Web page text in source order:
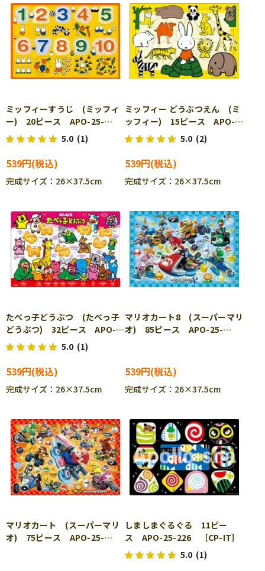
ミッフィーすうじ (ミッフィ
ー) 20ピース APO-25-
214 ［CP-IT］
5.0 (1)
539円
完成サイズ：26×37.5cm
ミッフィー どうぶつえん (ミ
ッフィー) 15ピース APO-
25-215 ［CP-IT］
5.0 (2)
539円
完成サイズ：26×37.5cm
たべっ子どうぶつ (たべっ子
どうぶつ) 32ピース APO-
25-223 ［CP-IT］
5.0 (1)
539円
完成サイズ：26×37.5cm
マリオカート8 (スーパーマリ
オ) 85ピース APO-25-
539円
完成サイズ：26×37.5cm
マリオカート (スーパーマリ
オ) 75ピース APO-25-
しましまぐるぐる 11ピー
ス APO-25-226 ［CP-IT］
5.0 (1)